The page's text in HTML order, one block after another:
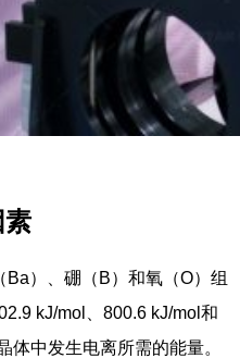
素
）、硼（B）和氧（O）组
kJ/mol、800.6 kJ/mol和
体中发生电离所需的能量。